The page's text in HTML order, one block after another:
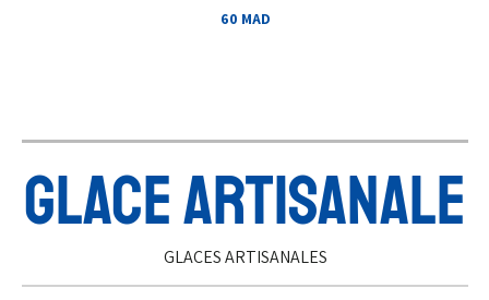
60 MAD
GLACE ARTISANALE
GLACES ARTISANALES